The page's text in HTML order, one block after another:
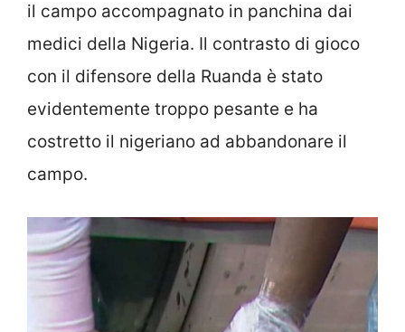
il campo accompagnato in panchina dai
medici della Nigeria. Il contrasto di gioco
con il difensore della Ruanda è stato
evidentemente troppo pesante e ha
costretto il nigeriano ad abbandonare il
campo.